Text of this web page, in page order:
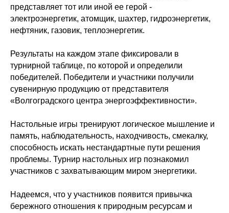
представляет тот или иной ее герой -
электроэнергетик, атомщик, шахтер, гидроэнергетик,
нефтяник, газовик, теплоэнергетик.
Результаты на каждом этапе фиксировали в
турнирной таблице, по которой и определили
победителей. Победители и участники получили
сувенирную продукцию от представителя
«Волгоградского центра энергоэффективности».
Настольные игры тренируют логическое мышление и
память, наблюдательность, находчивость, смекалку,
способность искать нестандартные пути решения
проблемы. Турнир настольных игр познакомил
участников с захватывающим миром энергетики.
Надеемся, что у участников появится привычка
бережного отношения к природным ресурсам и